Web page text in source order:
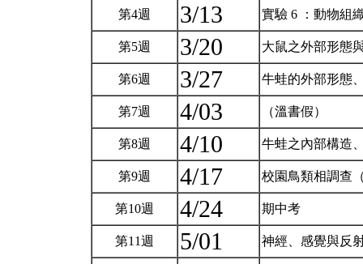
第4週 3/13 實驗 6 ：動物組
第5週 3/20 大鼠之外部形態
第6週 3/27 牛蛙的外部形態
第7週 4/03 （溫書假）
第8週 4/10 牛蛙之內部構造
第9週 4/17 校園鳥類相調查
第10週 4/24 期中考
第11週 5/01 神經、感覺與反